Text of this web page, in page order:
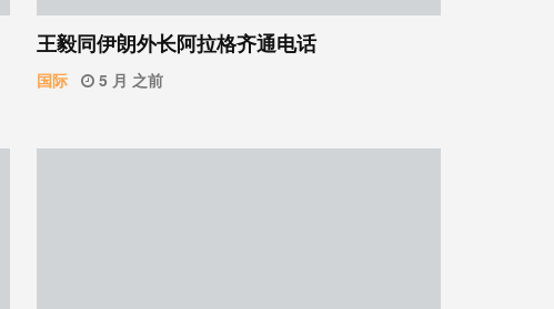
王毅同伊朗外长阿拉格齐通电话
国际 5 月 之前